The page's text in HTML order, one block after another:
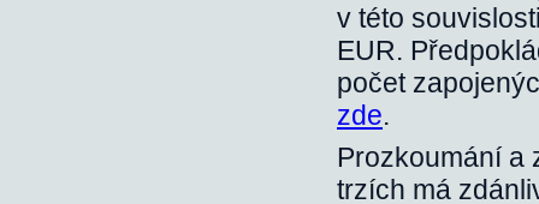
v této
EUR.
počet
zde.
Prozkoumání a
trzích má